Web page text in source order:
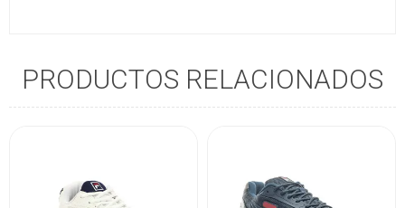
PRODUCTOS RELACIONADOS